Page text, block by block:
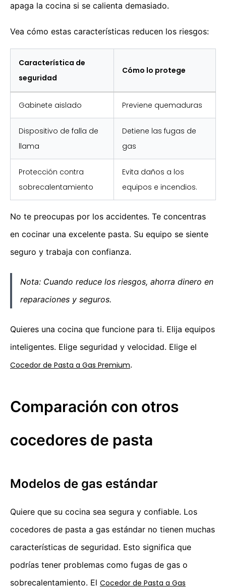
apaga la cocina si se calienta demasiado.
Vea cómo estas características reducen los riesgos:
Característica de
seguridad
Cómo lo protege
Gabinete aislado Previene quemaduras
Dispositivo de falla de
llama
Detiene las fugas de
gas
Protección contra
sobrecalentamiento
Evita daños a los
equipos e incendios.
No te preocupas por los accidentes. Te concentras
en cocinar una excelente pasta. Su equipo se siente
seguro y trabaja con confianza.
Nota: Cuando reduce los riesgos, ahorra dinero en
reparaciones y seguros.
Quieres una cocina que funcione para ti. Elija equipos
inteligentes. Elige seguridad y velocidad. Elige el
Cocedor de Pasta a Gas Premium.
Comparación con otros
cocedores de pasta
Modelos de gas estándar
Quiere que su cocina sea segura y confiable. Los
cocedores de pasta a gas estándar no tienen muchas
características de seguridad. Esto significa que
podrías tener problemas como fugas de gas o
sobrecalentamiento. El Cocedor de Pasta a Gas